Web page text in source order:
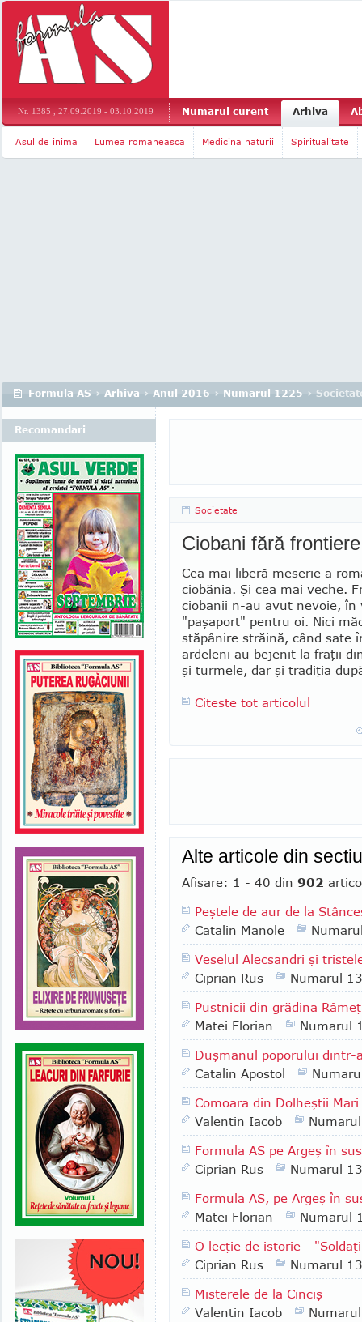
Nr. 1385 , 27.09.2019 - 03.10.2019 Numarul curent Arhiva
Asul de inima Lumea romaneasca Medicina naturii Spiritualitate
Formula AS › Arhiva › Anul 2016 › Numarul 1225 ›
Societate
Ciobani fără
Cea mai liberă meserie a
ciobănia. Şi cea mai veche.
ciobanii n-au avut nevoie, în
"paşaport" pentru oi. Nici
stăpânire străină, când sate
ardeleni au bejenit la fraţii
şi turmele, dar şi tradiţia
Citeste tot articolul
Alte articole din
Afisare: 1 - 40 din 902
Peştele de aur de la
Catalin Manole
Veselul Alecsandri şi
Ciprian Rus
Numarul
Pustnicii din grădina
Matei Florian
Numarul
Duşmanul poporului dintr-
Catalin Apostol
Comoara din Dolheştii
Valentin Iacob
Formula AS pe Argeş în
Ciprian Rus
Numarul
Formula AS, pe Argeş în
Matei Florian
Numarul
O lecţie de istorie -
Ciprian Rus
Numarul
Misterele de la Cinciş
Valentin Iacob
Recomandari